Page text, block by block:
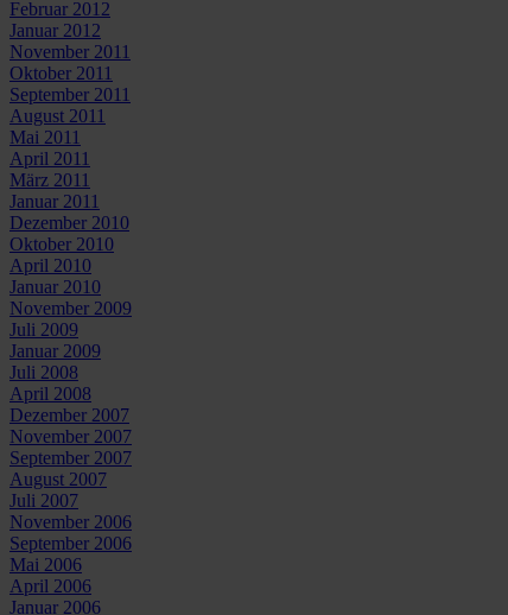
Februar 2012
Januar 2012
November 2011
Oktober 2011
September 2011
August 2011
Mai 2011
April 2011
März 2011
Januar 2011
Dezember 2010
Oktober 2010
April 2010
Januar 2010
November 2009
Juli 2009
Januar 2009
Juli 2008
April 2008
Dezember 2007
November 2007
September 2007
August 2007
Juli 2007
November 2006
September 2006
Mai 2006
April 2006
Januar 2006